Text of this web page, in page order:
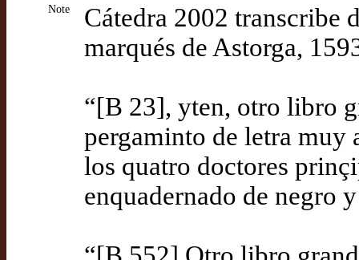
Note
Cátedra 2002 transcribe
marqués de Astorga,
“[B 23], yten, otro libro
pergaminto de letra muy
los quatro doctores
enquadernado de negro